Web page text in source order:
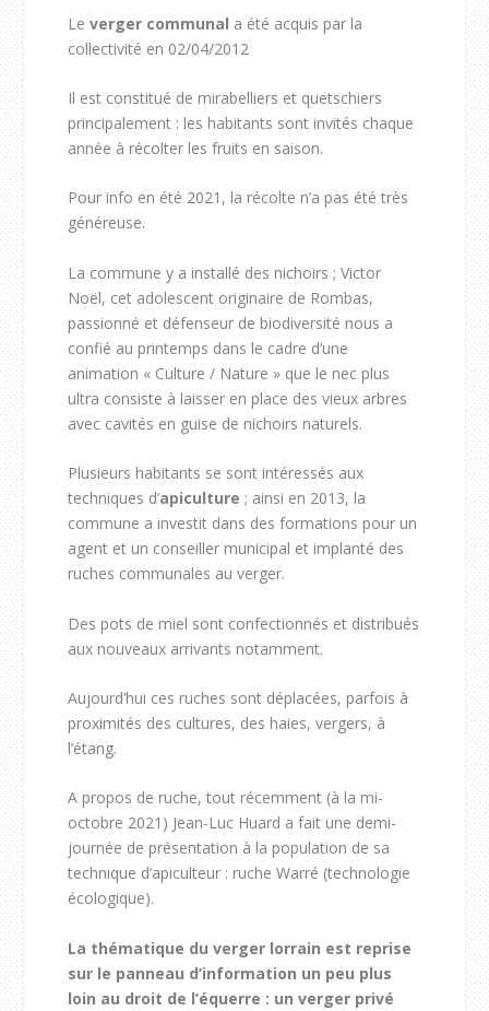
Leverger communal a été acquis par la
collectivité en 02/04/2012
Il est constitué de mirabelliers et quetschiers
principalement : les habitants sont invités chaque
année à récolter les fruits en saison.
Pour info en été 2021, la récolte n’a pas été très
généreuse.
La commune y a installé des nichoirs ; Victor
Noël, cet adolescent originaire de Rombas,
passionné et défenseur de biodiversité nous a
confié au printemps dans le cadre d’une
animation « Culture / Nature » que le nec plus
ultra consiste à laisser en place des vieux arbres
avec cavités en guise de nichoirs naturels.
Plusieurs habitants se sont intéressés aux
techniques d’apiculture ; ainsi en 2013, la
commune a investit dans des formations pour un
agent et un conseiller municipal et implanté des
ruches communales au verger.
Des pots de miel sont confectionnés et distribués
aux nouveaux arrivants notamment.
Aujourd’hui ces ruches sont déplacées, parfois à
proximités des cultures, des haies, vergers, à
l’étang.
A propos de ruche, tout récemment (à la mi-
octobre 2021) Jean-Luc Huard a fait une demi-
journée de présentation à la population de sa
technique d’apiculteur : ruche Warré (technologie
écologique).
La thématique du verger lorrain est reprise
sur le panneau d’information un peu plus
loin au droit de l’équerre : un verger privé